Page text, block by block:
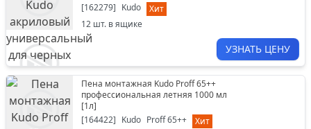
[162279] Kudo
Хит
12 шт. в ящике
УЗНАТЬ ЦЕНУ
Пена монтажная Kudo Proff 65++
профессиональная летняя 1000 мл
[1л]
[164422] Kudo Proff 65++
Хит